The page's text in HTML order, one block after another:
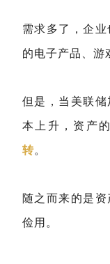
需求多了，企
的电子产品、游
但是，当美联
本上升，资产
转。
随之而来的是
俭用。